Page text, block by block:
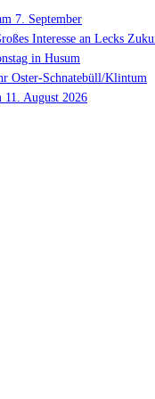
7. September
Interesse an Lecks
in Husum
Oster-Schnatebüll/Klintum
11. August 2026